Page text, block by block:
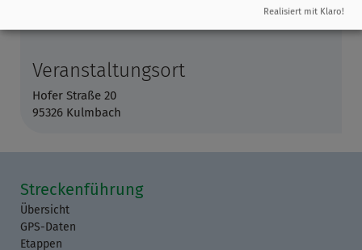
Veranstaltungsort
Hofer Straße 20
95326 Kulmbach
Streckenführung
Übersicht
GPS-Daten
Etappen
Realisiert mit Klaro!